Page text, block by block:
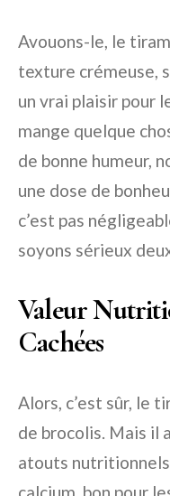
Avouons-le, le
texture crémeuse,
un vrai plaisir pour
mange quelque
de bonne humeur,
une dose de
c’est pas
soyons sérieux
Valeur
Cachées
Alors, c’est sûr, le
de brocolis. Mais il
atouts